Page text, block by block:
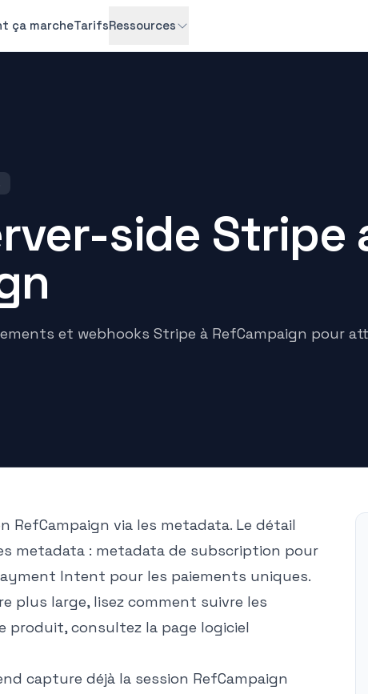
ça marcheTarifsRessources
side Stripe
et webhooks Stripe à RefCampaign pour
via les metadata. Le détail
metadata : metadata de subscription pour
Intent pour les paiements uniques.
plus large, lisez comment suivre les
produit, consultez la page logiciel
capture déjà la session RefCampaign